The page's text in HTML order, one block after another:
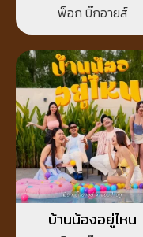
พ็อก บิ๊กอายส์
บ้านน้องอยู่ไหน